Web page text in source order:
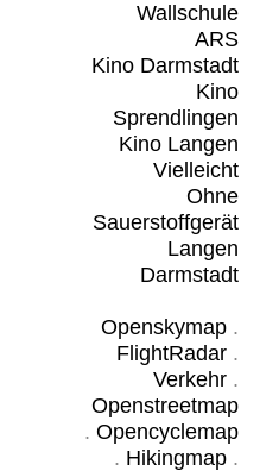
Wallschule
ARS
Kino Darmstadt
Kino
Sprendlingen
Kino Langen
Vielleicht
Ohne
Sauerstoffgerät
Langen
Darmstadt
Openskymap.
FlightRadar.
Verkehr.
Openstreetmap
. Opencyclemap
. Hikingmap.